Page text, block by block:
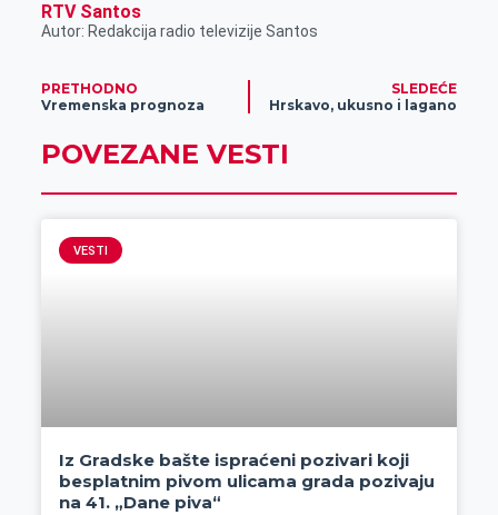
RTV Santos
Autor: Redakcija radio televizije Santos
PRETHODNO
Vremenska prognoza
SLEDEĆE
Hrskavo, ukusno i lagano
POVEZANE VESTI
VESTI
Iz Gradske bašte ispraćeni pozivari koji
besplatnim pivom ulicama grada pozivaju
na 41. „Dane piva“